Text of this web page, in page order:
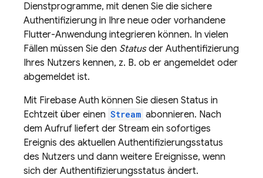
Dienstprogramme, mit denen Sie die sichere
Authentifizierung in Ihre neue oder vorhandene
Flutter-Anwendung integrieren können. In vielen
Fällen müssen Sie den Statusder Authentifizierung
Ihres Nutzers kennen, z. B. ob er angemeldet oder
abgemeldet ist.
Mit Firebase Auth können Sie diesen Status in
Echtzeit über einen Stream abonnieren. Nach
dem Aufruf liefert der Stream ein sofortiges
Ereignis des aktuellen Authentifizierungsstatus
des Nutzers und dann weitere Ereignisse, wenn
sich der Authentifizierungsstatus ändert.